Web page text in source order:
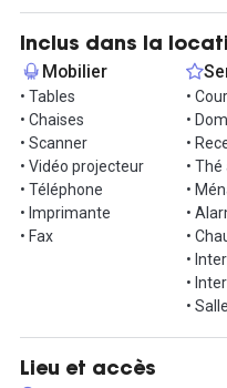
avec frigo, micro-ondes et
l’espace détente avec
Le prix inclut les charges
foncières, ménage) ainsi
comprenant : les
que le service courrier,
journée, ainsi que l’édition
logo de votre entreprise.
Inclus dans la
Mobilier
• Tables
• Chaises
• Scanner
• Vidéo projecteur
• Téléphone
• Imprimante
• Fax
•
•
•
•
•
•
•
•
•
•
Lieu et accès